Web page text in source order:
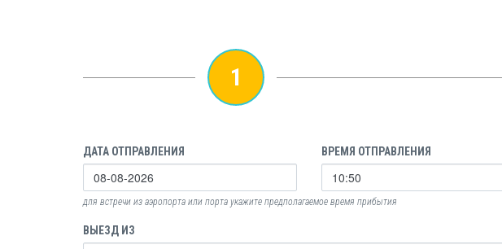
1
ДАТА ОТПРАВЛЕНИЯ ВРЕМЯ ОТПРАВЛЕНИЯ
для встречи из аэропорта или порта укажите предполагаемое время прибытия
ВЫЕЗД ИЗ